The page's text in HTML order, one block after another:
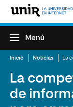
Menú
Inicio Noticias
La
de